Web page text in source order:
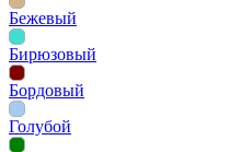
Бежевый
Бирюзовый
Бордовый
Голубой